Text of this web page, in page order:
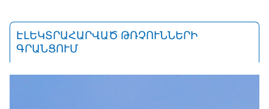
ԷԼԵԿՏՐԱՀԱՐՎԱԾ ԹՌՉՈՒՆՆԵՐԻ
ԳՐԱՆՑՈՒՄ